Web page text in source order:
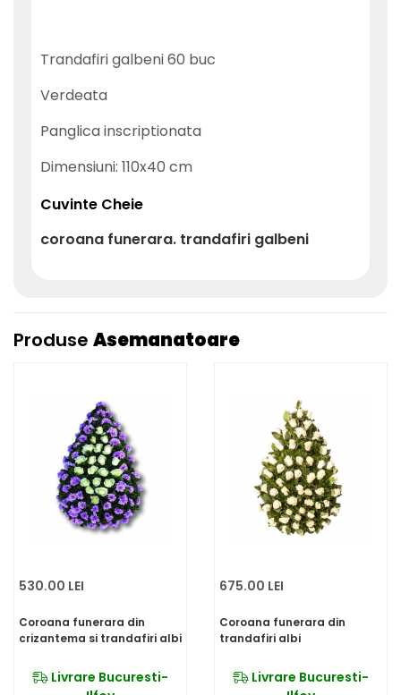
Trandafiri galbeni 60 buc
Verdeata
Panglica inscriptionata
Dimensiuni: 110x40 cm
Cuvinte Cheie
coroana funerara. trandafiri galbeni
Produse Asemanatoare
530.00 LEI
Coroana funerara din
crizantema si trandafiri albi
Livrare Bucuresti-
675.00 LEI
Coroana funerara din
trandafiri albi
Livrare Bucuresti-